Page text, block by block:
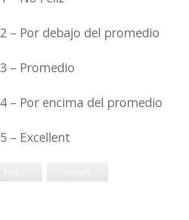
2 – Por debajo del promedio
3 – Promedio
4 – Por encima del promedio
5 – Excellent